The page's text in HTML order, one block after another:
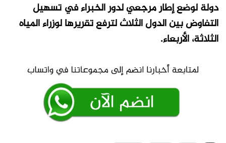
دولة لوضع إطار مرجعي لدور الخبراء في تسهيل
التفاوض بين الدول الثلاث لترفع تقريرها لوزراء المياه
الثلاثة، الأربعاء.